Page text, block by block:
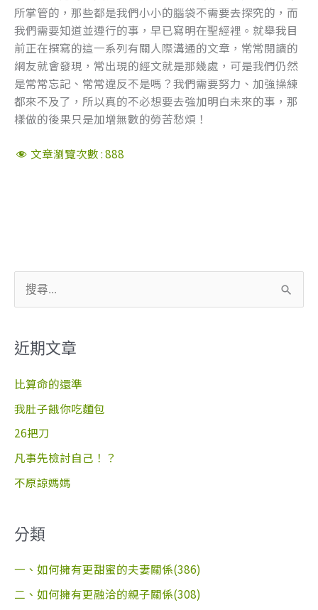
所掌管的，那些都是我們小小的腦袋不需要去探究的，而
我們需要知道並遵行的事，早已寫明在聖經裡。就舉我目
前正在撰寫的這一系列有關人際溝通的文章，常常閱讀的
網友就會發現，常出現的經文就是那幾處，可是我們仍然
是常常忘記、常常違反不是嗎？我們需要努力、加強操練
都來不及了，所以真的不必想要去強加明白未來的事，那
樣做的後果只是加增無數的勞苦愁煩！
文章瀏覽次數 :888
尋
鍵
字
近期文章
比算命的還準
我肚子餓你吃麵包
26把刀
凡事先檢討自己！？
不原諒媽媽
分類
一、如何擁有更甜蜜的夫妻關係(386)
二、如何擁有更融洽的親子關係(308)